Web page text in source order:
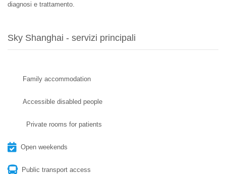
diagnosi e trattamento.
Sky Shanghai - servizi principali
Family accommodation
Accessible disabled people
Private rooms for patients
Open weekends
Public transport access